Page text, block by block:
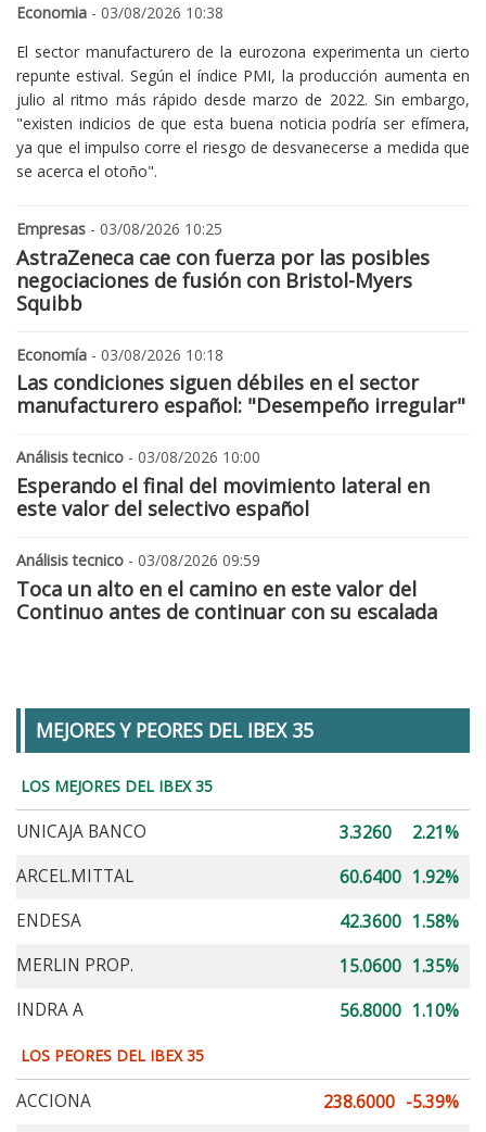
Economia - 03/08/2026 10:38
El sector manufacturero de la eurozona experimenta un cierto
repunte estival. Según el índice PMI, la producción aumenta en
julio al ritmo más rápido desde marzo de 2022. Sin embargo,
"existen indicios de que esta buena noticia podría ser efímera,
ya que el impulso corre el riesgo de desvanecerse a medida que
se acerca el otoño".
Empresas - 03/08/2026 10:25
AstraZeneca cae con fuerza por las posibles
negociaciones de fusión con Bristol-Myers
Squibb
Economía - 03/08/2026 10:18
Las condiciones siguen débiles en el sector
manufacturero español: "Desempeño irregular"
Análisis tecnico - 03/08/2026 10:00
Esperando el final del movimiento lateral en
este valor del selectivo español
Análisis tecnico - 03/08/2026 09:59
Toca un alto en el camino en este valor del
Continuo antes de continuar con su escalada
MEJORES Y PEORES DEL IBEX 35
LOS MEJORES DEL IBEX 35
UNICAJA BANCO 3.3260
2.21%
ARCEL.MITTAL
60.6400 1.92%
ENDESA
42.3600 1.58%
MERLIN PROP.
15.0600 1.35%
INDRA A
56.8000 1.10%
LOS PEORES DEL IBEX 35
ACCIONA 238.6000 -5.39%